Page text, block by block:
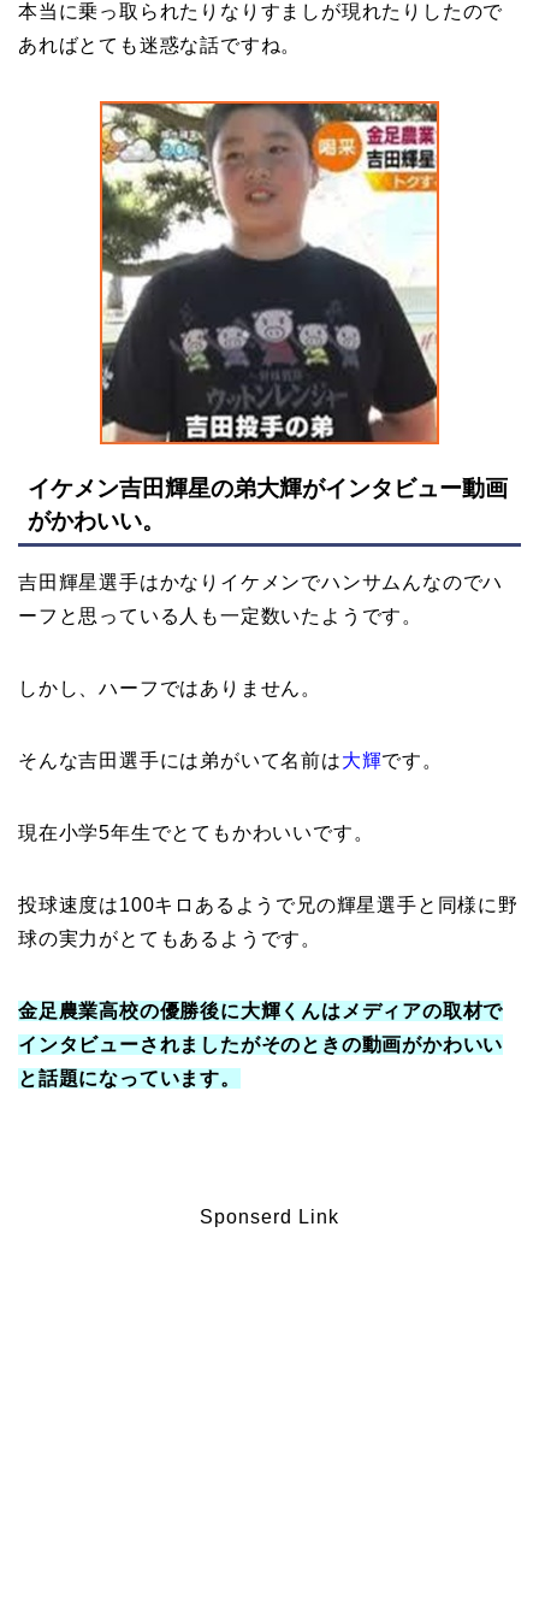
本当に乗っ取られたりなりすましが現れたりしたので
あればとても迷惑な話ですね。
イケメン吉田輝星の弟大輝がインタビュー動画
がかわいい。
吉田輝星選手はかなりイケメンでハンサムんなのでハ
ーフと思っている人も一定数いたようです。
しかし、ハーフではありません。
そんな吉田選手には弟がいて名前は大輝です。
現在小学5年生でとてもかわいいです。
投球速度は100キロあるようで兄の輝星選手と同様に野
球の実力がとてもあるようです。
金足農業高校の優勝後に大輝くんはメディアの取材で
インタビューされましたがそのときの動画がかわいい
と話題になっています。
Sponserd Link